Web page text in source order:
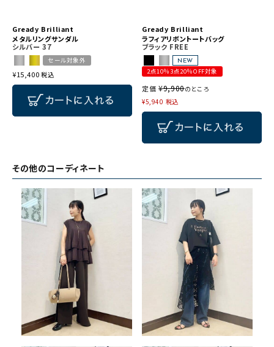
Gready Brilliant
メタルリングサンダル
シルバー 37
セール対象外
¥15,400 税込
Gready Brilliant
ラフィアリボントートバッグ
ブラック FREE
NEW
2点10％3点20％OFF対象
定価 ¥9,900のところ
¥5,940 税込
その他のコーディネート